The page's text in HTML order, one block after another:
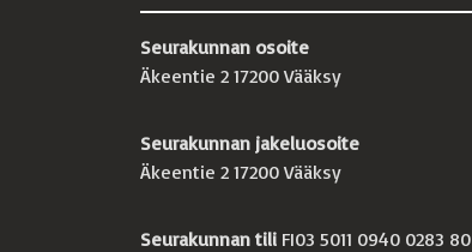
Seurakunnan osoite
Äkeentie 2 17200 Vääksy
Seurakunnan jakeluosoite
Äkeentie 2 17200 Vääksy
Seurakunnan tili FI03 5011 0940 0283 80